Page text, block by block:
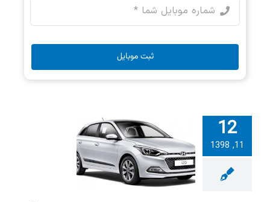
12
11, 1398سنسور
خودروی
هیوندای i20 با دیاگ
ثبت موبایل